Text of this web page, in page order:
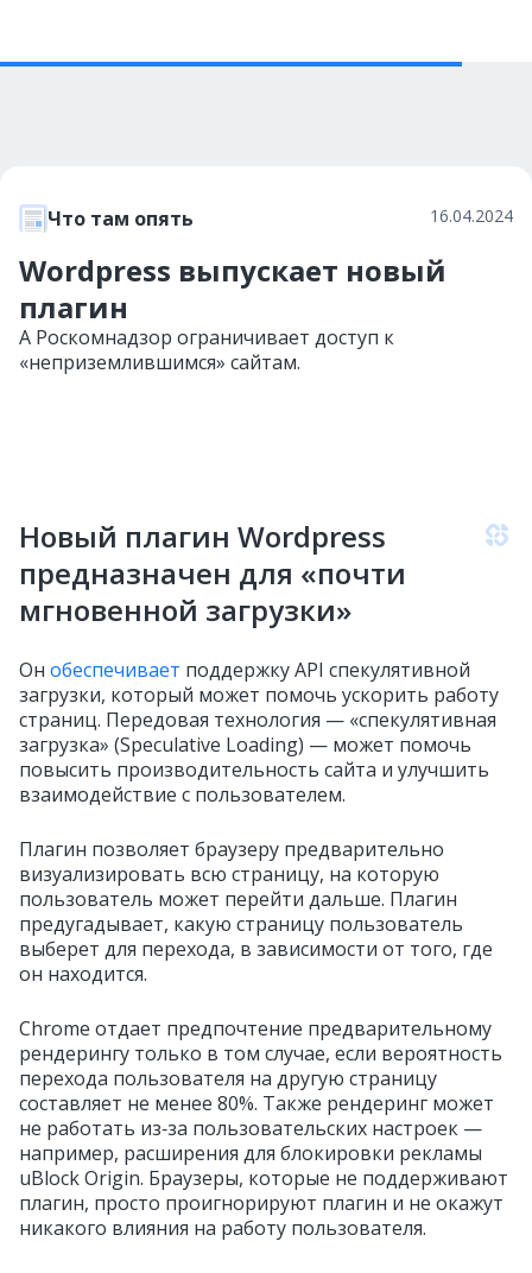
Что там опять 16.04.2024
Wordpress выпускает новый
плагин
А Роскомнадзор ограничивает доступ к
«неприземлившимся» сайтам.
Новый плагин Wordpress
предназначен для «почти
мгновенной загрузки»
Он обеспечивает поддержку API спекулятивной
загрузки, который может помочь ускорить работу
страниц. Передовая технология — «спекулятивная
загрузка» (Speculative Loading) — может помочь
повысить производительность сайта и улучшить
взаимодействие с пользователем.
Плагин позволяет браузеру предварительно
визуализировать всю страницу, на которую
пользователь может перейти дальше. Плагин
предугадывает, какую страницу пользователь
выберет для перехода, в зависимости от того, где
он находится.
Chrome отдает предпочтение предварительному
рендерингу только в том случае, если вероятность
перехода пользователя на другую страницу
составляет не менее 80%. Также рендеринг может
не работать из‑за пользовательских настроек —
например, расширения для блокировки рекламы
uBlock Origin. Браузеры, которые не поддерживают
плагин, просто проигнорируют плагин и не окажут
никакого влияния на работу пользователя.